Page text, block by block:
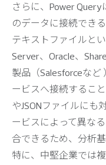
さらに、Power
のデータに接続でき
テキストファイルと
Server、Oracle、
製品（Salesforceな
ービスへ接続するこ
やJSONファイルにも
ービスによって異な
合できるため、分析
特に、中堅企業では